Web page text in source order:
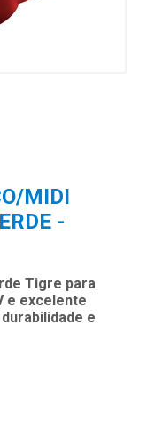
MIDI
-
Tigre para
e excelente
e